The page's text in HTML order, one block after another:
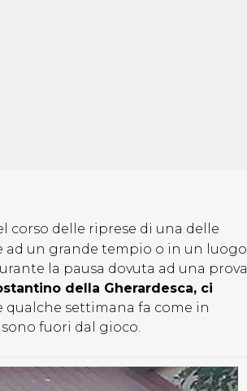
corso delle riprese di una delle
ad un grande tempio o in un luogo
la pausa dovuta ad una prova
della Gherardesca, ci
qualche settimana fa come in
fuori dal gioco.